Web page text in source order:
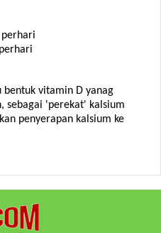
bentuk vitamin D yanag
sebagai 'perekat' kalsium
penyerapan kalsium ke